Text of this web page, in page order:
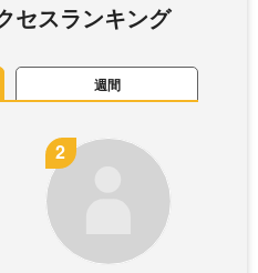
セスランキング
週間